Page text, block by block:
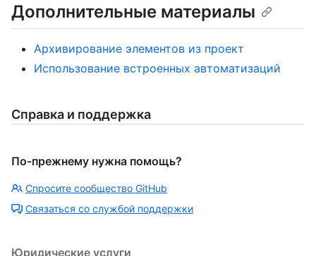
Дополнительные материалы
Архивирование элементов из проект
Использование встроенных автоматизаций
Справка и поддержка
По-прежнему нужна помощь?
Спросите сообщество GitHub
Связаться со службой поддержки
Юридические услуги